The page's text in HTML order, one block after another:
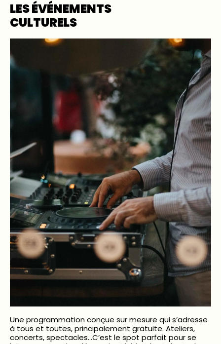
LES ÉVÉNEMENTS
CULTURELS
Une programmation conçue sur mesure qui s’adresse
à tous et toutes, principalement gratuite. Ateliers,
concerts, spectacles…C’est le spot parfait pour se